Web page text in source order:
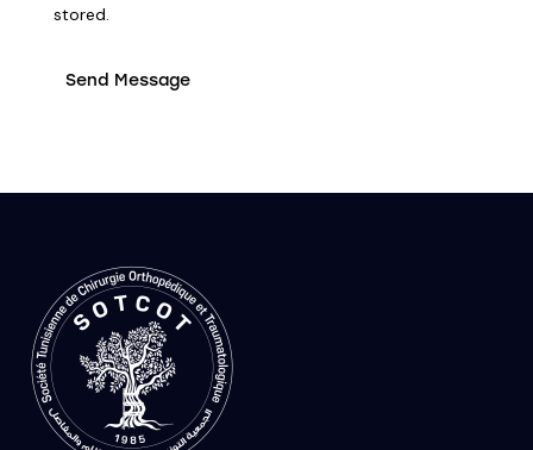
stored.
Send Message